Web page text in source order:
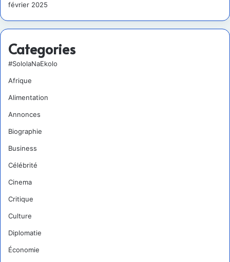
février 2025
Categories
#SololaNaEkolo
Afrique
Alimentation
Annonces
Biographie
Business
Célébrité
Cinema
Critique
Culture
Diplomatie
Économie